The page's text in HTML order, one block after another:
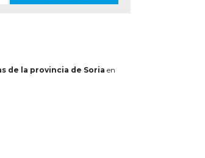
de la provincia de Soria en